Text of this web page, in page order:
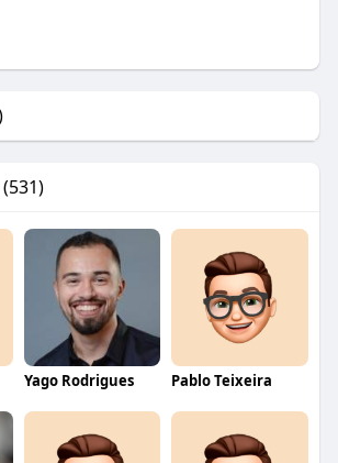
(531)
Yago Rodrigues Pablo Teixeira